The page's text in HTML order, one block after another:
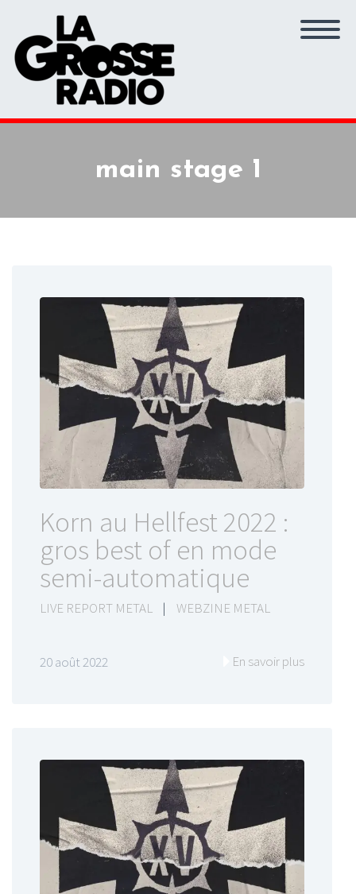
main stage 1
Korn au Hellfest 2022 :
gros best of en mode
semi-automatique
LIVE REPORT METAL | WEBZINE METAL
20 août 2022 En savoir plus